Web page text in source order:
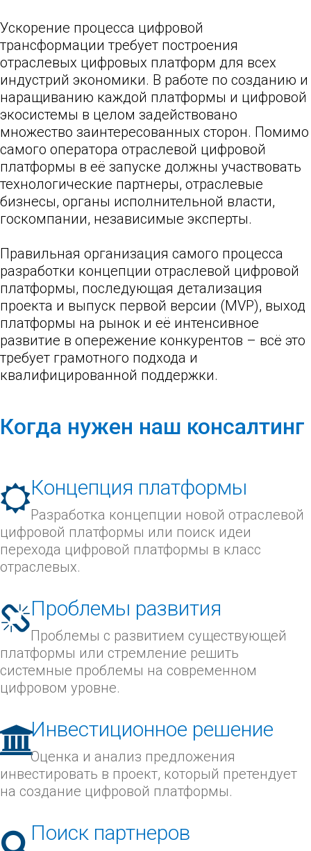
Ускорение процесса цифровой
трансформации требует построения
отраслевых цифровых платформ для всех
индустрий экономики. В работе по созданию и
наращиванию каждой платформы и цифровой
экосистемы в целом задействовано
множество заинтересованных сторон. Помимо
самого оператора отраслевой цифровой
платформы в её запуске должны участвовать
технологические партнеры, отраслевые
бизнесы, органы исполнительной власти,
госкомпании, независимые эксперты.
Правильная организация самого процесса
разработки концепции отраслевой цифровой
платформы, последующая детализация
проекта и выпуск первой версии (MVP), выход
платформы на рынок и её интенсивное
развитие в опережение конкурентов – всё это
требует грамотного подхода и
квалифицированной поддержки.
Когда нужен наш консалтинг
Концепция платформы
Разработка концепции новой отраслевой
цифровой платформы или поиск идеи
перехода цифровой платформы в класс
отраслевых.
Проблемы развития
Проблемы с развитием существующей
платформы или стремление решить
системные проблемы на современном
цифровом уровне.
Инвестиционное решение
Оценка и анализ предложения
инвестировать в проект, который претендует
на создание цифровой платформы.
Поиск партнеров